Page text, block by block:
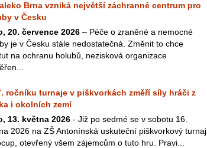
Brna vzniká největší záchranné centrum pro
v Česku
20. července 2026 – Péče o zraněné a nemocné
je v Česku stále nedostatečná. Změnit to chce
na ochranu holubů, nezisková organizace
ročníku turnaje v piškvorkách změří síly hráči z
i okolních zemí
13. května 2026 - Již po sedmé se v sobotu 16.
2026 na ZŠ Antonínská uskuteční piškvorkový turnaj
otevřený všem zájemcům o tuto hru. Pravi...